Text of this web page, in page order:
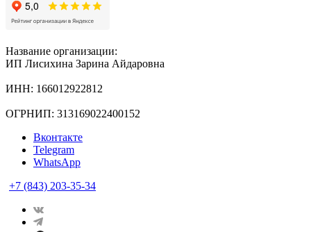
Название организации:
ИП Лисихина Зарина Айдаровна
ИНН: 166012922812
ОГРНИП: 313169022400152
Вконтакте
Telegram
WhatsApp
+7 (843) 203-35-34